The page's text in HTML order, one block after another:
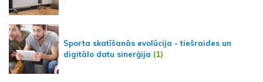
Sporta skatīšanās evolūcija - tiešraides un
digitālo datu sinerģija (1)